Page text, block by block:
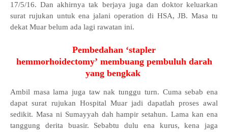
17/5/16. Dan akhirnya tak berjaya juga dan doktor keluarkan
surat rujukan untuk ena jalani operation di HSA, JB. Masa tu
dekat Muar belum ada lagi rawatan ini.
Pembedahan ‘stapler
hemmorhoidectomy’ membuang pembuluh darah
yang bengkak
Ambil masa lama juga taw nak tunggu turn. Cuma sebab ena
dapat surat rujukan Hospital Muar jadi dapatlah proses awal
sedikit. Masa ni Sumayyah dah hampir setahun. Lama kan ena
tanggung derita buasir. Sebabtu dulu ena kurus, kena jaga